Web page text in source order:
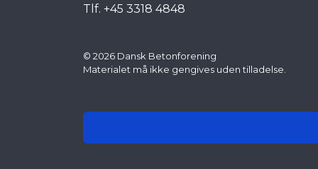
Tlf. +45 3318 4848
© 2026 Dansk Betonforening
Materialet må ikke gengives uden tilladelse.